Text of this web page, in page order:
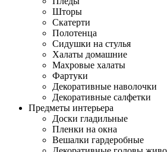
Шторы
Скатерти
Полотенца
Сидушки на стулья
Халаты домашние
Махровые халаты
Фартуки
Декоративные наволочки
Декоративные салфетки
Предметы интерьера
Доски гладильные
Пленки на окна
Вешалки гардеробные